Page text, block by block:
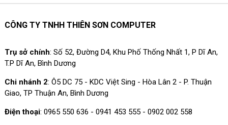
CÔNG TY TNHH THIÊN SƠN COMPUTER
Trụ sở chính: Số 52, Đường D4, Khu Phố Thống Nhất 1, P Dĩ An,
T.P Dĩ An, Bình Dương
Chi nhánh 2: Ô5 DC 75 - KDC Việt Sing - Hòa Lân 2 - P. Thuận
Giao, TP Thuận An, Bình Dương
Điện thoại: 0965 550 636 - 0941 453 555 - 0902 002 558